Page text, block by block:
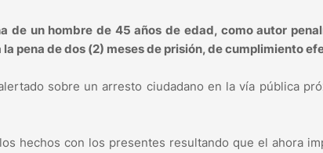
de un hombre de 45 años de edad, como autor
pena de dos (2) meses de prisión, de cumplimiento
sobre un arresto ciudadano en la vía pública
hechos con los presentes resultando que el ahora